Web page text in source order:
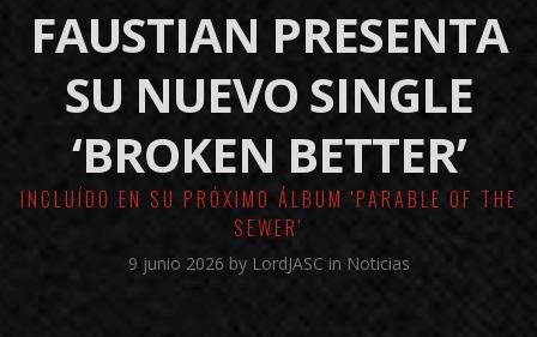
FAUSTIAN PRESENTA
SU NUEVO SINGLE
‘BROKEN BETTER’
INCLUÍDO EN SU PRÓXIMO ÁLBUM 'PARABLE OF THE
SEWER'
9 junio 2026 by LordJASC in Noticias